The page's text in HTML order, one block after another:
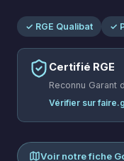
✓ RGE Qualibat ✓
Certifié RGE
Reconnu Garant
Vérifier sur
Voir notre fiche